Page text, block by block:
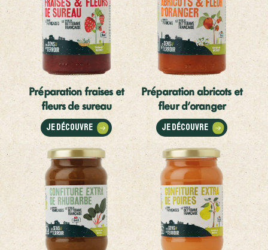
Préparation fraises et
fleurs de sureau
Je découvre
Préparation abricots et
fleur d'oranger
Je découvre